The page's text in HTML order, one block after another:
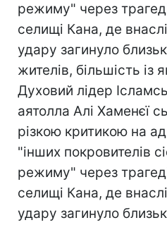
режиму" через
селищі Кана, де
удару загинуло
жителів, більшість із
Духовий лідер
аятолла Алі Хаменєї
різкою критикою на
"інших покровителів
режиму" через
селищі Кана, де
удару загинуло